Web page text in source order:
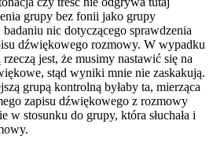
grupy bez fonii jako grupy
nic dotyczącego sprawdzenia
dźwiękowego rozmowy. W wypadku
jest, że musimy nastawić się na
stąd wyniki mnie nie zaskakują.
grupą kontrolną byłaby ta, mierząca
zapisu dźwiękowego z rozmowy
w stosunku do grupy, która słuchała i